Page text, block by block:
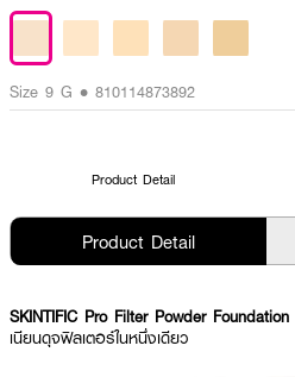
Size 9 G • 810114873892
Product Detail
Product Detail
SKINTIFIC Pro Filter Powder Foundation
เนียนดุจฟิลเตอร์ในหนึ่งเดียว